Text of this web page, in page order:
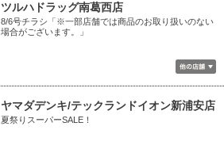
ツルハドラッグ南葛西店
8/6号チラシ「※一部店舗では商品のお取り扱いのない
場合がございます。」
ヤマダデンキ/テックランドイオン新浦安店
夏祭りスーパーSALE！